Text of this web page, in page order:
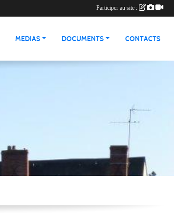
MEDIAS DOCUMENTS CONTACTS
Participer au site :